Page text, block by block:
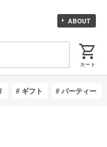
ABOUT
ギフト パーティー